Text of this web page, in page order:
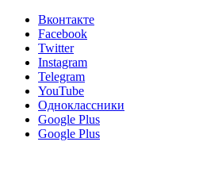
Вконтакте
Facebook
Twitter
Instagram
Telegram
YouTube
Одноклассники
Google Plus
Google Plus